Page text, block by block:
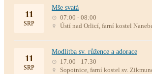
11
SRP
Mše svatá
07:00 - 08:00
Ústí nad Orlicí, farní kostel
11
SRP
Modlitba sv. růžence a adorace
17:00 - 17:30
Sopotnice, farní kostel sv.